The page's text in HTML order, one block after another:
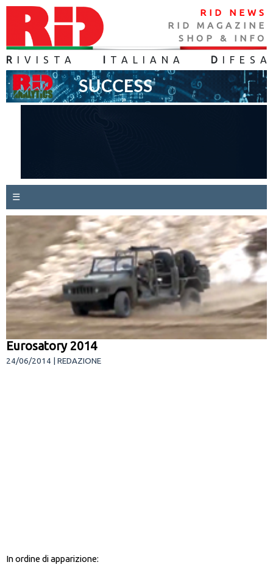
RID NEWS
RID MAGAZINE
SHOP & INFO
R IVISTA TALIANA D IFES A
☰
Eurosatory 2014
24/06/2014 | REDAZIONE
In ordine di apparizione: